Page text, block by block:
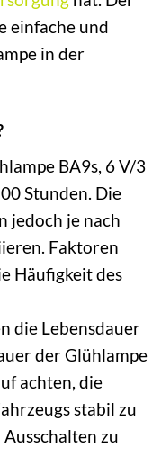
einfache und
in der
BA9s, 6 V/3
Stunden. Die
jedoch je nach
Faktoren
Häufigkeit des
die Lebensdauer
der Glühlampe
achten, die
stabil zu
zu